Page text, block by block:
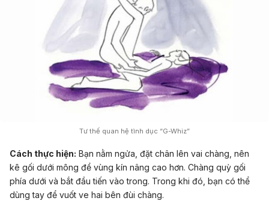
Tư thế quan hệ tình dục “G-Whiz”
Cách thực hiện: Bạn nằm ngửa, đặt chân lên vai chàng, nên
kê gối dưới mông để vùng kín nâng cao hơn. Chàng quỳ gối
phía dưới và bắt đầu tiến vào trong. Trong khi đó, bạn có thể
dùng tay để vuốt ve hai bên đùi chàng.